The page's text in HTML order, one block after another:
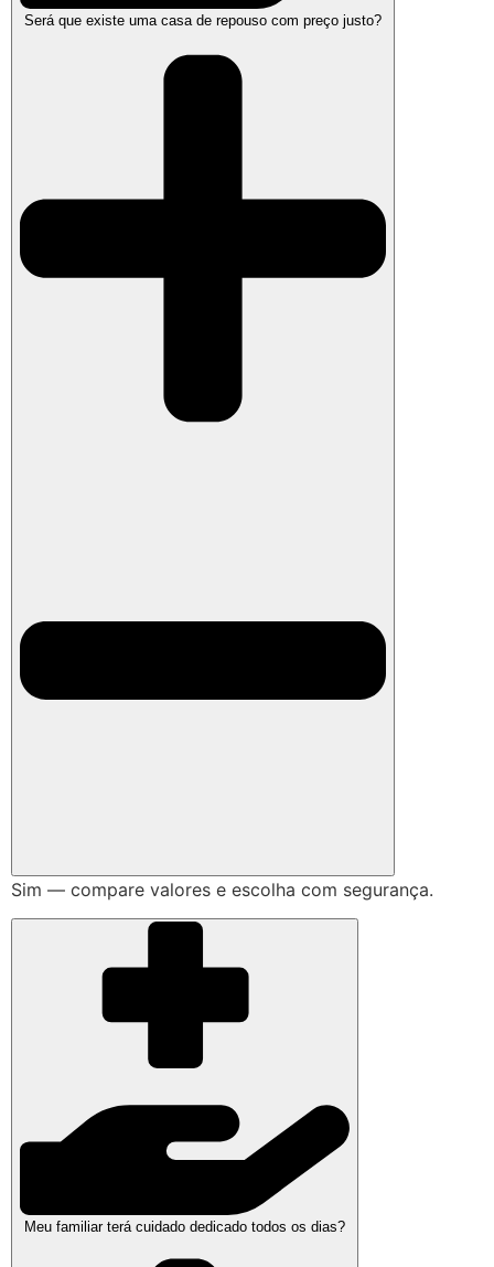
Será que existe uma casa de repouso com preço justo?
Sim — compare valores e escolha com segurança.
Meu familiar terá cuidado dedicado todos os dias?